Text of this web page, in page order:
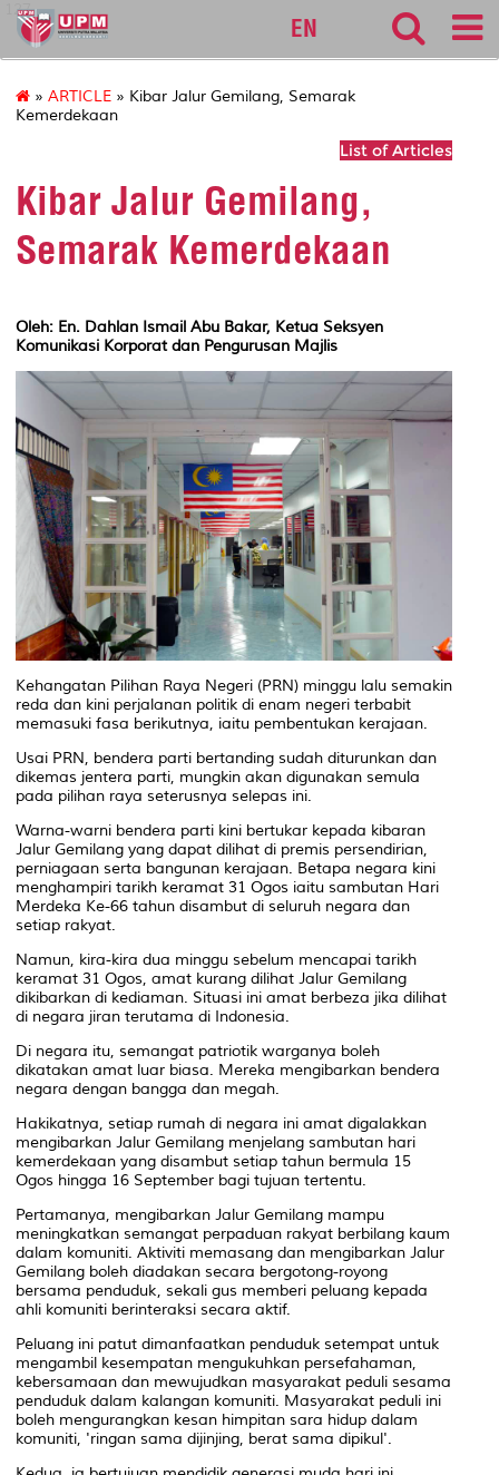
127
EN
» ARTICLE » Kibar Jalur Gemilang, Semarak
Kemerdekaan
List of Articles
Kibar Jalur Gemilang,
Semarak Kemerdekaan
Oleh: En. Dahlan Ismail Abu Bakar, Ketua Seksyen
Komunikasi Korporat dan Pengurusan Majlis
Kehangatan Pilihan Raya Negeri (PRN) minggu lalu semakin
reda dan kini perjalanan politik di enam negeri terbabit
memasuki fasa berikutnya, iaitu pembentukan kerajaan.
Usai PRN, bendera parti bertanding sudah diturunkan dan
dikemas jentera parti, mungkin akan digunakan semula
pada pilihan raya seterusnya selepas ini.
Warna-warni bendera parti kini bertukar kepada kibaran
Jalur Gemilang yang dapat dilihat di premis persendirian,
perniagaan serta bangunan kerajaan. Betapa negara kini
menghampiri tarikh keramat 31 Ogos iaitu sambutan Hari
Merdeka Ke-66 tahun disambut di seluruh negara dan
setiap rakyat.
Namun, kira-kira dua minggu sebelum mencapai tarikh
keramat 31 Ogos, amat kurang dilihat Jalur Gemilang
dikibarkan di kediaman. Situasi ini amat berbeza jika dilihat
di negara jiran terutama di Indonesia.
Di negara itu, semangat patriotik warganya boleh
dikatakan amat luar biasa. Mereka mengibarkan bendera
negara dengan bangga dan megah.
Hakikatnya, setiap rumah di negara ini amat digalakkan
mengibarkan Jalur Gemilang menjelang sambutan hari
kemerdekaan yang disambut setiap tahun bermula 15
Ogos hingga 16 September bagi tujuan tertentu.
Pertamanya, mengibarkan Jalur Gemilang mampu
meningkatkan semangat perpaduan rakyat berbilang kaum
dalam komuniti. Aktiviti memasang dan mengibarkan Jalur
Gemilang boleh diadakan secara bergotong-royong
bersama penduduk, sekali gus memberi peluang kepada
ahli komuniti berinteraksi secara aktif.
Peluang ini patut dimanfaatkan penduduk setempat untuk
mengambil kesempatan mengukuhkan persefahaman,
kebersamaan dan mewujudkan masyarakat peduli sesama
penduduk dalam kalangan komuniti. Masyarakat peduli ini
boleh mengurangkan kesan himpitan sara hidup dalam
komuniti, 'ringan sama dijinjing, berat sama dipikul'.